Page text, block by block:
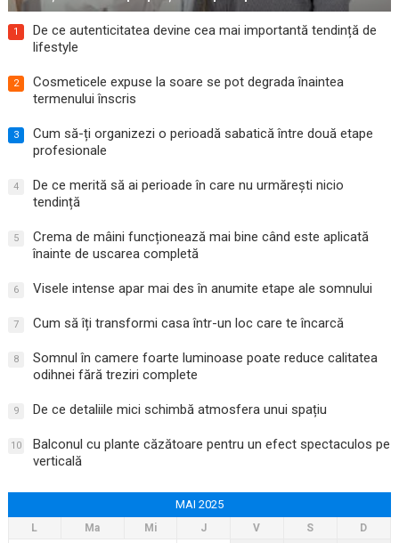
1
De ce autenticitatea devine cea mai importantă tendință de
lifestyle
2
Cosmeticele expuse la soare se pot degrada înaintea
termenului înscris
3
Cum să-ți organizezi o perioadă sabatică între două etape
profesionale
4
De ce merită să ai perioade în care nu urmărești nicio
tendință
5
Crema de mâini funcționează mai bine când este aplicată
înainte de uscarea completă
6 Visele intense apar mai des în anumite etape ale somnului
7 Cum să îți transformi casa într-un loc care te încarcă
8
Somnul în camere foarte luminoase poate reduce calitatea
odihnei fără treziri complete
9 De ce detaliile mici schimbă atmosfera unui spațiu
10
Balconul cu plante căzătoare pentru un efect spectaculos pe
verticală
MAI 2025
L Ma Mi J V S
D